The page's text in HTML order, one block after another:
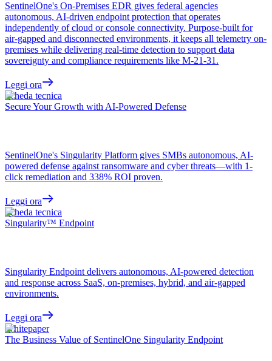
SentinelOne's On-Premises EDR gives federal agencies
autonomous, AI-driven endpoint protection that operates
independently of cloud or console connectivity. Purpose-built for
air-gapped and disconnected environments, it keeps all telemetry on-
premises while delivering real-time detection to support data
sovereignty and compliance requirements like M-21-31.
Leggi ora
Scheda tecnica
Secure Your Growth with AI-Powered Defense
SentinelOne's Singularity Platform gives SMBs autonomous, AI-
powered defense against ransomware and cyber threats—with 1-
click remediation and 338% ROI proven.
Leggi ora
Scheda tecnica
Singularity™ Endpoint
Singularity Endpoint delivers autonomous, AI-powered detection
and response across SaaS, on-premises, hybrid, and air-gapped
environments.
Leggi ora
Whitepaper
The Business Value of SentinelOne Singularity Endpoint